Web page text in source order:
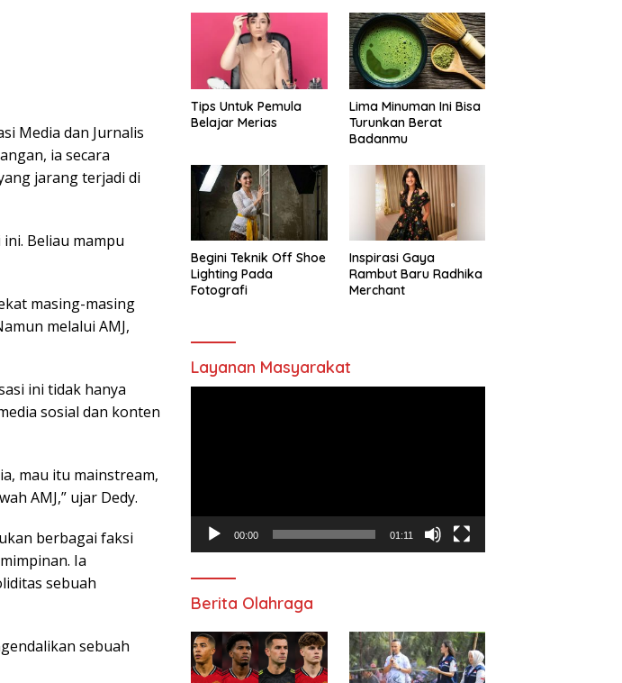
Media dan Jurnalis
ia secara
jarang terjadi di
Beliau mampu
masing-masing
melalui AMJ,
ini tidak hanya
sosial dan konten
mau itu mainstream,
AMJ,” ujar Dedy.
berbagai faksi
Ia
sebuah
sebuah
Tips Untuk Pemula
Belajar Merias
Lima Minuman Ini Bisa
Turunkan Berat
Badanmu
Begini Teknik Off Shoe
Lighting Pada
Fotografi
Inspirasi Gaya
Rambut Baru Radhika
Merchant
Layanan Masyarakat
00:00 01:11
Berita Olahraga